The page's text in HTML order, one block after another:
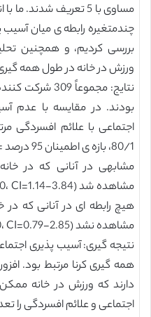
مساوی با 5 تعریف
چندمتغیره رابطه ی میان آسیب
بررسی کردیم، و همچنین
ورزش در خانه در طول همه گیری
بودند. در مقایسه با عدم
مشابهی در آنانی که در
هیچ رابطه ای در آنانی که در
مشاهده نشد (OR=1.50، CI=0.79-2.85 و p=0.213).
نتیجه گیری: آسیب پذیری
همه گیری کرنا مرتبط بود.
دارند که ورزش در خانه
اجتماعی و علائم افسردگی را